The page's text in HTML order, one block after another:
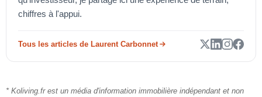
chiffres à l'appui.
Tous les articles de Laurent Carbonnet
* Koliving.fr est un média d'information immobilière indépendant et non